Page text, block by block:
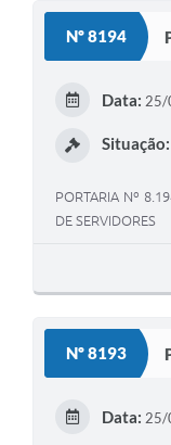
Nº 8194
Data: 25/
Situação:
PORTARIA Nº
DE SERVIDORES
Nº 8193
Data: 25/